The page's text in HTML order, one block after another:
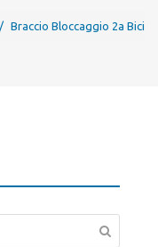
Braccio Bloccaggio 2a Bici